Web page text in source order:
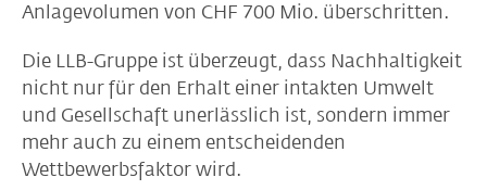
Anlagevolumen von CHF 700 Mio. überschritten.
Die LLB-Gruppe ist überzeugt, dass Nachhaltigkeit
nicht nur für den Erhalt einer intakten Umwelt
und Gesellschaft unerlässlich ist, sondern immer
mehr auch zu einem entscheidenden
Wettbewerbsfaktor wird.